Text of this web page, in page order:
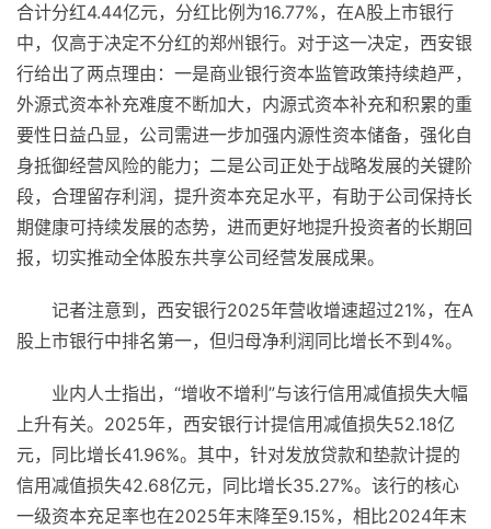
合计分红4.44亿元，分红比例为16.77%，在A股上市银行
中，仅高于决定不分红的郑州银行。对于这一决定，西安银
行给出了两点理由：一是商业银行资本监管政策持续趋严，
外源式资本补充难度不断加大，内源式资本补充和积累的重
要性日益凸显，公司需进一步加强内源性资本储备，强化自
身抵御经营风险的能力；二是公司正处于战略发展的关键阶
段，合理留存利润，提升资本充足水平，有助于公司保持长
期健康可持续发展的态势，进而更好地提升投资者的长期回
报，切实推动全体股东共享公司经营发展成果。
记者注意到，西安银行2025年营收增速超过21%，在A
股上市银行中排名第一，但归母净利润同比增长不到4%。
业内人士指出，“增收不增利”与该行信用减值损失大幅
上升有关。2025年，西安银行计提信用减值损失52.18亿
元，同比增长41.96%。其中，针对发放贷款和垫款计提的
信用减值损失42.68亿元，同比增长35.27%。该行的核心
一级资本充足率也在2025年末降至9.15%，相比2024年末